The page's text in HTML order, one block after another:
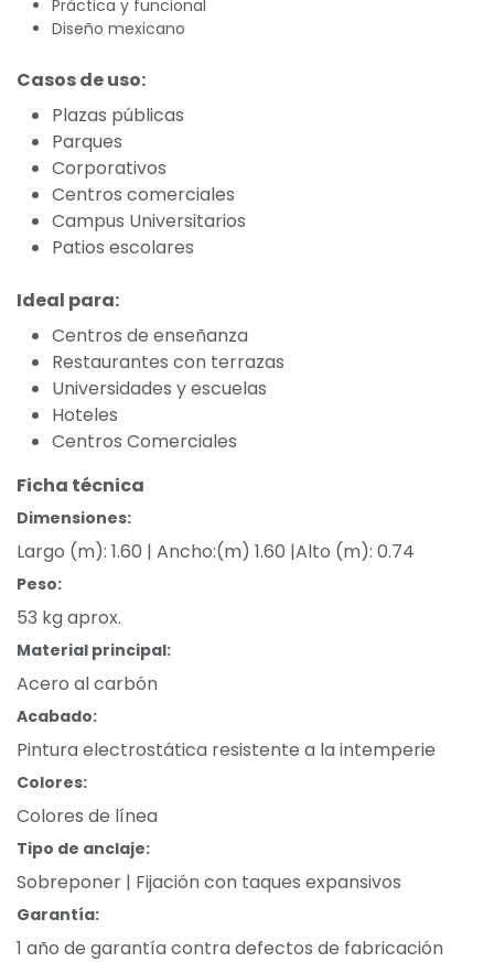
Práctica y funcional
Diseño mexicano
Casos de uso:
Plazas públicas
Parques
Corporativos
Centros comerciales
Campus Universitarios
Patios escolares
Ideal para:
Centros de enseñanza
Restaurantes con terrazas
Universidades y escuelas
Hoteles
Centros Comerciales
Ficha técnica
Dimensiones:
Largo (m): 1.60 | Ancho:(m) 1.60 |Alto (m): 0.74
Peso:
53 kg aprox.
Material principal:
Acero al carbón
Acabado:
Pintura electrostática resistente a la intemperie
Colores:
Colores de línea
Tipo de anclaje:
Sobreponer | Fijación con taques expansivos
Garantía:
1 año de garantía contra defectos de fabricación